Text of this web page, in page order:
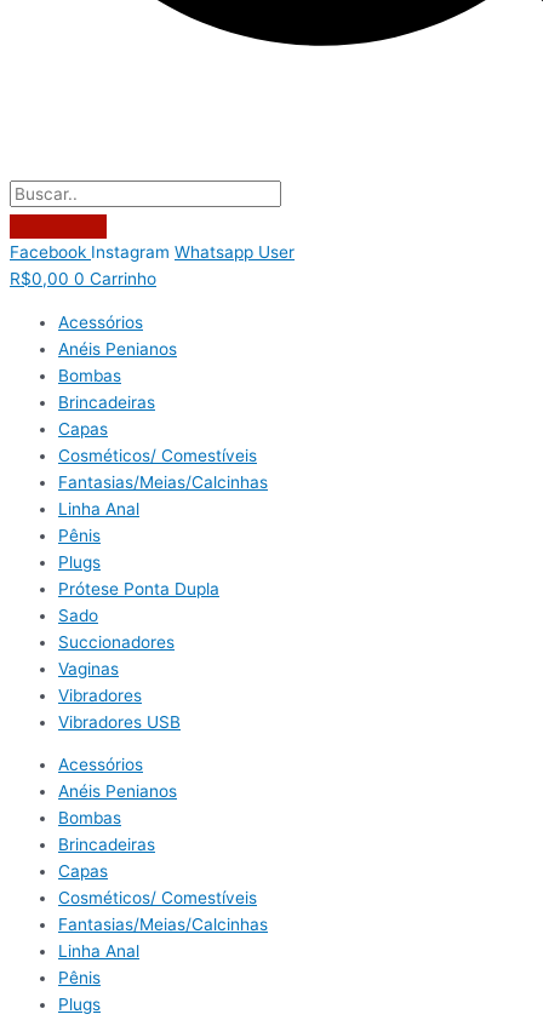
Facebook Instagram Whatsapp User
R$0,00 0 Carrinho
Acessórios
Anéis Penianos
Bombas
Brincadeiras
Capas
Cosméticos/ Comestíveis
Fantasias/Meias/Calcinhas
Linha Anal
Pênis
Plugs
Prótese Ponta Dupla
Sado
Succionadores
Vaginas
Vibradores
Vibradores USB
Acessórios
Anéis Penianos
Bombas
Brincadeiras
Capas
Cosméticos/ Comestíveis
Fantasias/Meias/Calcinhas
Linha Anal
Pênis
Plugs